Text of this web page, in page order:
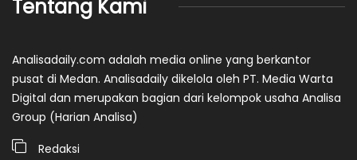
Tentang Kami
Analisadaily.com adalah media online yang berkantor
pusat di Medan. Analisadaily dikelola oleh PT. Media Warta
Digital dan merupakan bagian dari kelompok usaha Analisa
Group (Harian Analisa)
Redaksi